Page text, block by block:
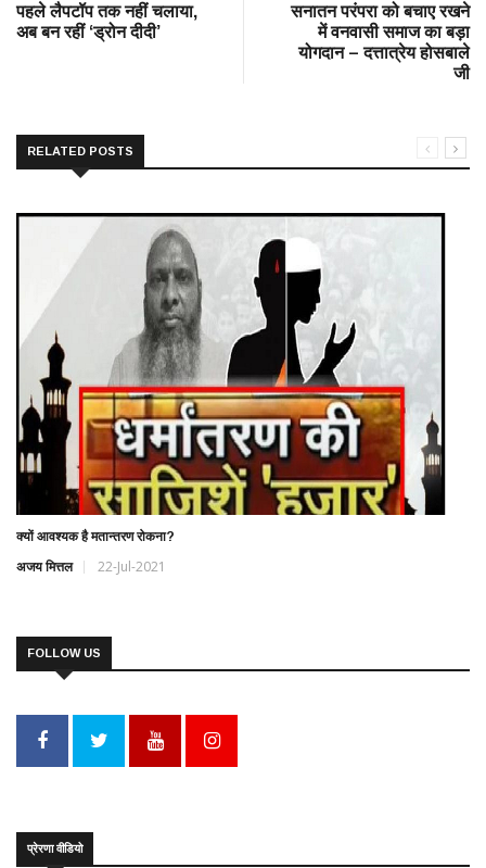
पहले लैपटॉप तक नहीं चलाया,
अब बन रहीं ‘ड्रोन दीदी’
सनातन परंपरा को बचाए रखने
में वनवासी समाज का बड़ा
योगदान – दत्तात्रेय होसबाले
जी
RELATED POSTS
क्यों आवश्यक है मतान्तरण रोकना?
अजय मित्तल 22-Jul-2021
FOLLOW US
प्रेरणा वीडियो